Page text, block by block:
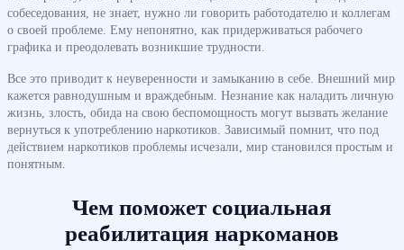
собеседования, не знает, нужно ли говорить работодателю и коллегам
о своей проблеме. Ему непонятно, как придерживаться рабочего
графика и преодолевать возникшие трудности.
Все это приводит к неуверенности и замыканию в себе. Внешний мир
кажется равнодушным и враждебным. Незнание как наладить личную
жизнь, злость, обида на свою беспомощность могут вызвать желание
вернуться к употреблению наркотиков. Зависимый помнит, что под
действием наркотиков проблемы исчезали, мир становился простым и
понятным.
Чем поможет социальная
реабилитация наркоманов